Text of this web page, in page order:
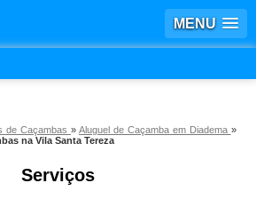
MENU
de Caçambas » Aluguel de Caçamba em Diadema »
na Vila Santa Tereza
Serviços